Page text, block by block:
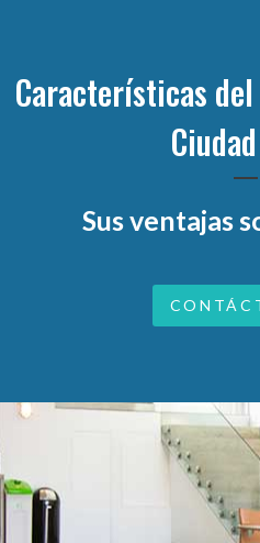
Características
Sus ventajas